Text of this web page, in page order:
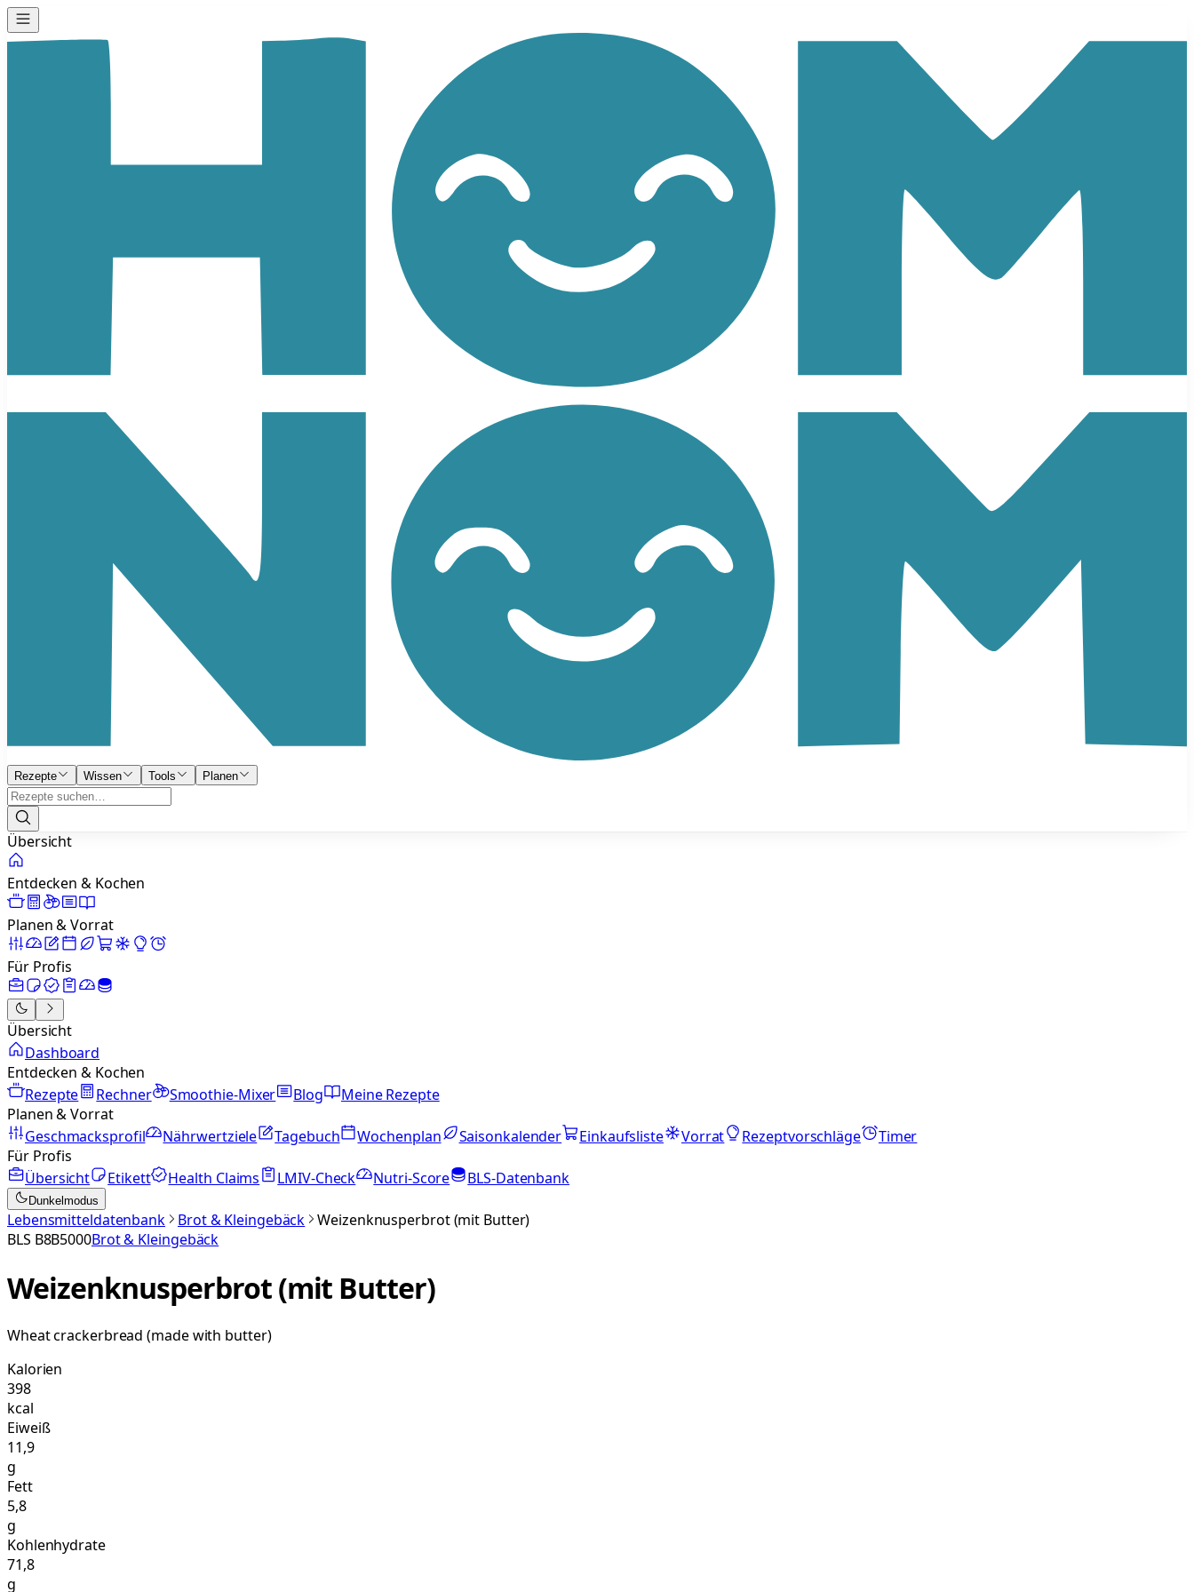
Rezepte Wissen Tools Planen
Übersicht
Entdecken & Kochen
Planen & Vorrat
Für Profis
Übersicht
Dashboard
Entdecken & Kochen
Rezepte
Rechner Smoothie-Mixer Blog
Meine Rezepte
Planen & Vorrat
Geschmacksprofil
Nährwertziele Tagebuch Wochenplan Saisonkalender Einkaufsliste Vorrat Rezeptvorschläge
Timer
Für Profis
Übersicht
Etikett Health Claims LMIV-Check Nutri-Score BLS-Datenbank
Dunkelmodus
Lebensmitteldatenbank Brot & Kleingebäck
Weizenknusperbrot (mit Butter)
BLS B8B5000Brot & Kleingebäck
Weizenknusperbrot (mit Butter)
Wheat crackerbread (made with butter)
Kalorien
398
kcal
Eiweiß
11,9
g
Fett
5,8
g
Kohlenhydrate
71,8
g